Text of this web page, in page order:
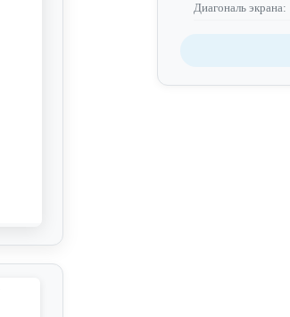
Диагональ экрана: